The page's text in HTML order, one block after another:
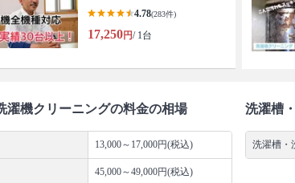
4.78(283件)
17,250円/ 1台
濯機クリーニングの料金の相場
13,000～17,000円(税込)
45,000～49,000円(税込)
洗濯槽
洗濯槽・